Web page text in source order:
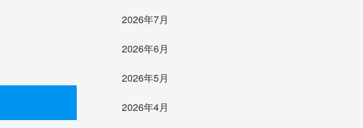
2026年7月
2026年6月
2026年5月
2026年4月